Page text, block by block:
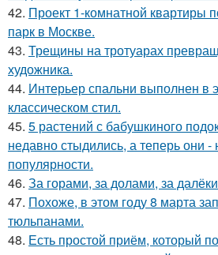
42. Проект 1-комнатной квартиры
парк в Москве.
43. Трещины на тротуарах
художника.
44. Интерьер спальни выполнен в
классическом стил.
45. 5 растений с бабушкиного
недавно стыдились, а теперь они -
популярности.
46. За горами, за долами, за
47. Похоже, в этом году 8 марта
тюльпанами.
48. Есть простой приём, который